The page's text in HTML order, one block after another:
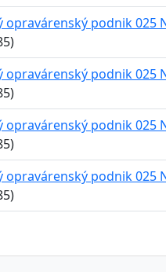
opravárenský podnik 025
opravárenský podnik 025
opravárenský podnik 025
opravárenský podnik 025